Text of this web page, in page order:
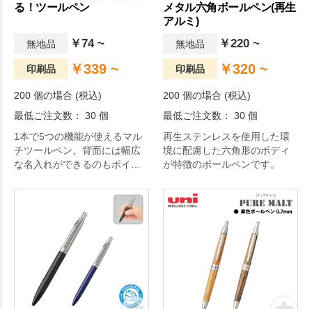
る！ツールペン
無地品 ￥74 ~
印刷品 ￥339 ~
200 個の場合 (税込)
最低ご注文数： 30 個
1本で5つの機能が使えるマル
チツールペン。背面には幅広
な名入れができるのもポイン
メタル六角ボールペン(再生
アルミ)
無地品 ￥220 ~
印刷品 ￥320 ~
200 個の場合 (税込)
最低ご注文数： 30 個
再生ステンレスを使用した環
境に配慮した六角形のボディ
が特徴のボールペンです。